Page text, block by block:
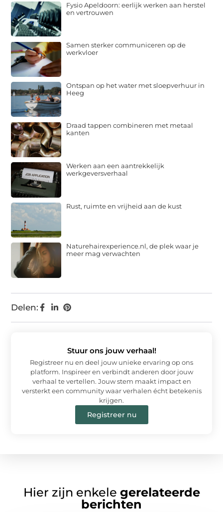
Delen:
Fysio Apeldoorn: eerlijk werken aan herstel
en vertrouwen
Samen sterker communiceren op de
werkvloer
Ontspan op het water met sloepverhuur in
Heeg
Draad tappen combineren met metaal
kanten
Werken aan een aantrekkelijk
werkgeversverhaal
Rust, ruimte en vrijheid aan de kust
Naturehairexperience.nl, de plek waar je
meer mag verwachten
Stuur ons jouw verhaal!
Registreer nu en deel jouw unieke ervaring op ons
platform. Inspireer en verbindt anderen door jouw
verhaal te vertellen. Jouw stem maakt impact en
versterkt een community waar verhalen écht betekenis
krijgen.
Registreer nu
Hier zijn enkele gerelateerde
berichten